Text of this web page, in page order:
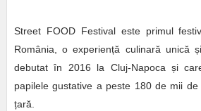
Street FOOD Festival este primul
România, o experiență culinară unică
debutat în 2016 la Cluj-Napoca și
papilele gustative a peste 180 de mii
țară.